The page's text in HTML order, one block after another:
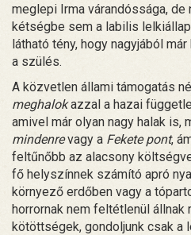
meglepi Irma várandóssága,
kétségbe sem a labilis
látható tény, hogy nagyjából
a szülés.
A közvetlen állami támogatás
meghalokazzal a hazai
amivel már olyan nagy halak is,
mindenrevagy a Fekete pont,
feltűnőbb az alacsony
fő helyszínnek számító apró
környező erdőben vagy a
horrornak nem feltétlenül
kötöttségek, gondoljunk csak